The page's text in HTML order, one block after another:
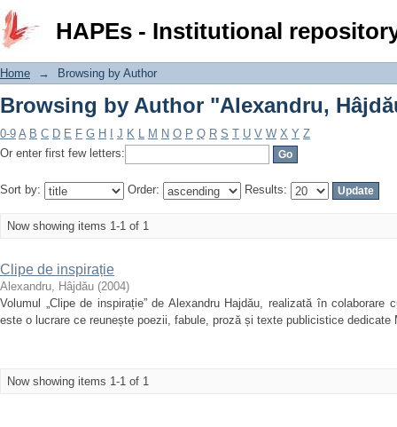
HAPEs - Institutional
Browsing by Author "Alexandru,
Home → Browsing by Author
Browsing by Author "Alexandru,
0-9 A B C D E F G H J K L M N O P Q R S T U V W X Y Z
Or enter first few letters:
Sort by: Order: Results:
Now showing items 1-1 of 1
Clipe de inspirație
Alexandru, Hâjdău (2004)
Volumul „Clipe de inspirație” de Alexandru Hajdău, realizată în colaborare
este o lucrare ce reunește poezii, fabule, proză și texte publicistice dedicate
Now showing items 1-1 of 1